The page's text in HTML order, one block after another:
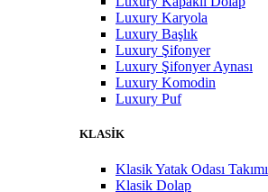
Luxury Karyola
Luxury Başlık
Luxury Şifonyer
Luxury Şifonyer Aynası
Luxury Komodin
Luxury Puf
KLASİK
Klasik Yatak Odası Takımı
Klasik Dolap